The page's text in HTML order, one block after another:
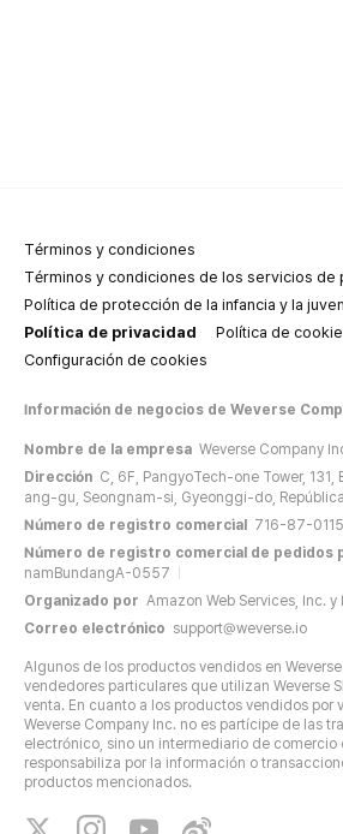
Términos y condiciones
Términos y condiciones de los servicios de
Política de protección de la infancia y la
Política de privacidad
Política de
Configuración de cookies
Información de negocios de Weverse
Nombre de la empresa Weverse Company
Dirección C, 6F, PangyoTech-one Tower,
ang-gu, Seongnam-si, Gyeonggi-do,
Número de registro comercial
716-87-
Número de registro comercial de pedidos
namBundangA-0557
Organizado por Amazon Web Services, Inc. y
Correo electrónico support@weverse.io
Algunos de los productos vendidos en
vendedores particulares que utilizan Weverse
venta. En cuanto a los productos vendidos por
Weverse Company Inc. no es partícipe de las
electrónico, sino un intermediario de comercio
responsabiliza por la información o
productos mencionados.